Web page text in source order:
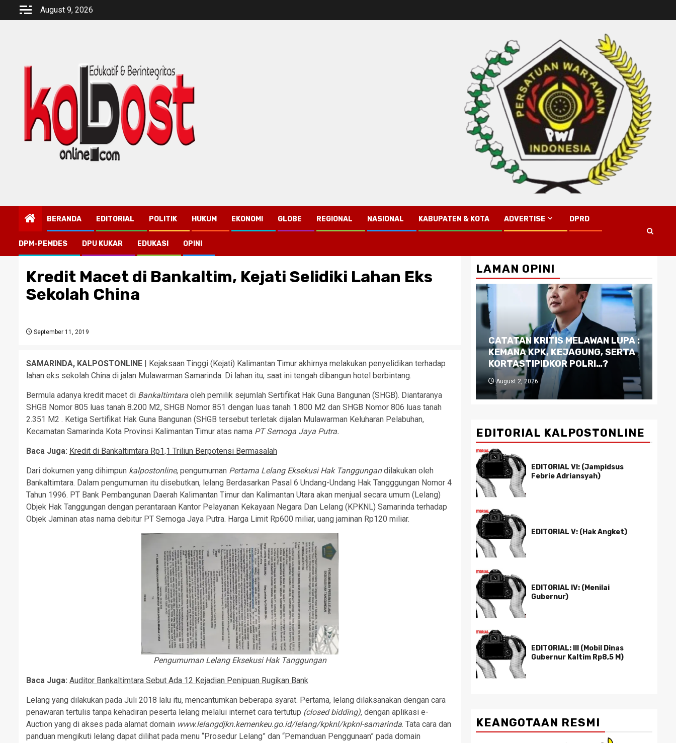
August 9, 2026
BERANDA EDITORIAL POLITIK HUKUM EKONOMI GLOBE REGIONAL NASIONAL KABUPATEN & KOTA ADVERTISE DPRD
DPM-PEMDES DPU KUKAR EDUKASI OPINI
Kredit Macet di Bankaltim, Kejati Selidiki Lahan Eks
Sekolah China
September 11, 2019
SAMARINDA, KALPOSTONLINE | Kejaksaan Tinggi (Kejati) Kalimantan Timur akhirnya melakukan penyelidikan terhadap
lahan eks sekolah China di jalan Mulawarman Samarinda. Di lahan itu, saat ini tengah dibangun hotel berbintang.
Bermula adanya kredit macet di Bankaltimtara oleh pemilik sejumlah Sertifikat Hak Guna Bangunan (SHGB). Diantaranya
SHGB Nomor 805 luas tanah 8.200 M2, SHGB Nomor 851 dengan luas tanah 1.800 M2 dan SHGB Nomor 806 luas tanah
2.351 M2 . Ketiga Sertifikat Hak Guna Bangunan (SHGB tersebut terletak dijalan Mulawarman Keluharan Pelabuhan,
Kecamatan Samarinda Kota Provinsi Kalimantan Timur atas nama PT Semoga Jaya Putra.
Baca Juga: Kredit di Bankaltimtara Rp1,1 Triliun Berpotensi Bermasalah
Dari dokumen yang dihimpun kalpostonline, pengumuman Pertama Lelang Eksekusi Hak Tanggungandilakukan oleh
Bankaltimtara. Dalam pengumuman itu disebutkan, lelang Berdasarkan Pasal 6 Undang-Undang Hak Tangggungan Nomor 4
Tahun 1996. PT Bank Pembangunan Daerah Kalimantan Timur dan Kalimantan Utara akan menjual secara umum (Lelang)
Objek Hak Tanggungan dengan perantaraan Kantor Pelayanan Kekayaan Negara Dan Lelang (KPKNL) Samarinda terhadap
Objek Jaminan atas nama debitur PT Semoga Jaya Putra. Harga Limit Rp600 miliar, uang jaminan Rp120 miliar.
Pengumuman Lelang Eksekusi Hak Tanggungan
Baca Juga: Auditor Bankaltimtara Sebut Ada 12 Kejadian Penipuan Rugikan Bank
Lelang yang dilakukan pada Juli 2018 lalu itu, mencantumkan beberapa syarat. Pertama, lelang dilaksanakan dengan cara
penawaran tertulis tanpa kehadiran peserta lelang melalui internet cara tertutup (closed bidding), dengan aplikasi e-
Auction yang di akses pada alamat domain www.lelangdjkn.kemenkeu.go.id/lelang/kpknl/kpknl-samarinda. Tata cara dan
panduan mengikuti lelang dapat dilihat pada menu “Prosedur Lelang” dan “Pemanduan Penggunaan” pada domain
LAMAN OPINI
CATATAN KRITIS MELAWAN LUPA :
KEMANA KPK, KEJAGUNG, SERTA
KORTASTIPIDKOR POLRI…?
August 2, 2026
EDITORIAL KALPOSTONLINE
EDITORIAL VI: (Jampidsus
Febrie Adriansyah)
EDITORIAL V: (Hak Angket)
EDITORIAL IV: (Menilai
Gubernur)
EDITORIAL: III (Mobil Dinas
Gubernur Kaltim Rp8,5 M)
KEANGOTAAN RESMI